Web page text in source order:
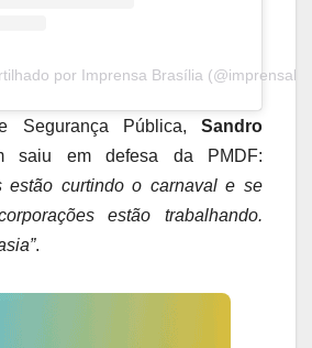
por Imprensa Brasília
Segurança Pública, Sandro
saiu em defesa da PMDF:
estão curtindo o carnaval e se
estão trabalhando.
.